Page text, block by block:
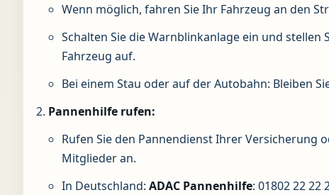
Wenn möglich, fahren Sie Ihr Fahrzeug an den
Schalten Sie die Warnblinkanlage ein und
Fahrzeug auf.
Bei einem Stau oder auf der Autobahn: Bleiben
Pannenhilfe rufen:
Rufen Sie den Pannendienst Ihrer Versicherung
Mitglieder an.
In Deutschland:ADAC Pannenhilfe: 01802 22 22